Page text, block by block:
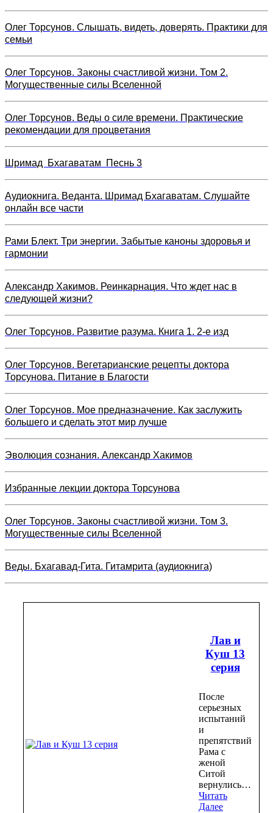
Олег Торсунов. Слышать, видеть, доверять. Практики для
семьи
Олег Торсунов. Законы счастливой жизни. Том 2.
Могущественные силы Вселенной
Олег Торсунов. Веды о силе времени. Практические
рекомендации для процветания
Шримад Бхагаватам Песнь 3
Аудиокнига. Веданта. Шримад Бхагаватам. Слушайте
онлайн все части
Рами Блект. Три энергии. Забытые каноны здоровья и
гармонии
Александр Хакимов. Реинкарнация. Что ждет нас в
следующей жизни?
Олег Торсунов. Развитие разума. Книга 1. 2-е изд
Олег Торсунов. Вегетарианские рецепты доктора
Торсунова. Питание в Благости
Олег Торсунов. Мое предназначение. Как заслужить
большего и сделать этот мир лучше
Эволюция сознания. Александр Хакимов
Избранные лекции доктора Торсунова
Олег Торсунов. Законы счастливой жизни. Том 3.
Могущественные силы Вселенной
Веды. Бхагавад-Гита. Гитамрита (аудиокнига)
Лав и
Куш 13
серия
После
серьезных
испытаний
и
препятствий
Рама с
женой
Ситой
вернулись…
Читать
Далее